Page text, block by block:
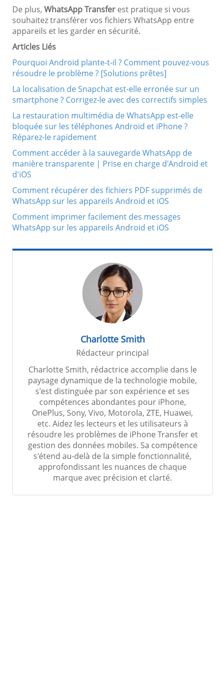
De plus, WhatsApp Transfer est pratique si vous
souhaitez transférer vos fichiers WhatsApp entre
appareils et les garder en sécurité.
Articles Liés
Pourquoi Android plante-t-il ? Comment pouvez-vous
résoudre le problème ? [Solutions prêtes]
La localisation de Snapchat est-elle erronée sur un
smartphone ? Corrigez-le avec des correctifs simples
La restauration multimédia de WhatsApp est-elle
bloquée sur les téléphones Android et iPhone ?
Réparez-le rapidement
Comment accéder à la sauvegarde WhatsApp de
manière transparente | Prise en charge d'Android et
d'iOS
Comment récupérer des fichiers PDF supprimés de
WhatsApp sur les appareils Android et iOS
Comment imprimer facilement des messages
WhatsApp sur les appareils Android et iOS
Charlotte Smith
Rédacteur principal
Charlotte Smith, rédactrice accomplie dans le
paysage dynamique de la technologie mobile,
s'est distinguée par son expérience et ses
compétences abondantes pour iPhone,
OnePlus, Sony, Vivo, Motorola, ZTE, Huawei,
etc. Aidez les lecteurs et les utilisateurs à
résoudre les problèmes de iPhone Transfer et
gestion des données mobiles. Sa compétence
s'étend au-delà de la simple fonctionnalité,
approfondissant les nuances de chaque
marque avec précision et clarté.